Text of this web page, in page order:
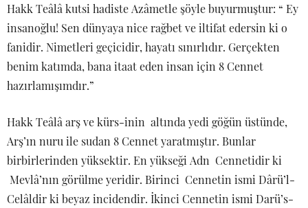
Hakk Teâlâ kutsi hadiste Azâmetle şöyle buyurmuştur: “ Ey
insanoğlu! Sen dünyaya nice rağbet ve iltifat edersin ki o
fanidir. Nimetleri geçicidir, hayatı sınırlıdır. Gerçekten
benim katımda, bana itaat eden insan için 8 Cennet
hazırlamışımdır.”
Hakk Teâlâ arş ve kürs-inin altında yedi göğün üstünde,
Arş’ın nuru ile sudan 8 Cennet yaratmıştır. Bunlar
birbirlerinden yüksektir. En yükseği Adn Cennetidir ki
Mevlâ’nın görülme yeridir. Birinci Cennetin ismi Dârü’l-
Celâldir ki beyaz incidendir. İkinci Cennetin ismi Darü’s-